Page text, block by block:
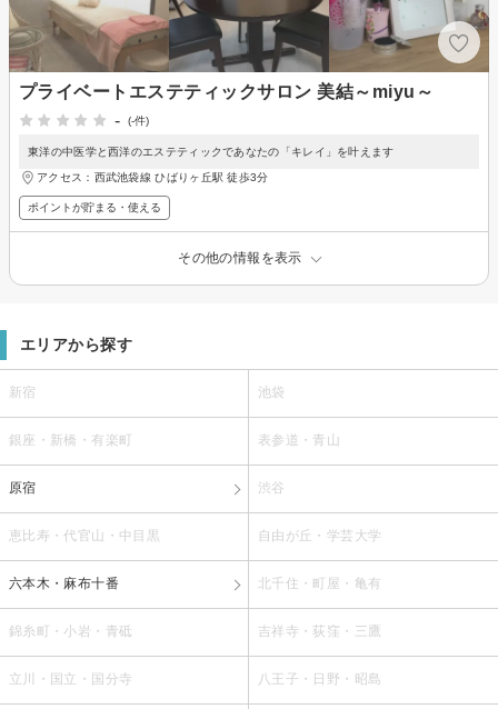
プライベートエステティックサロン 美結～miyu～
-
(-件)
東洋の中医学と西洋のエステティックであなたの「キレイ」を叶えます
アクセス：西武池袋線 ひばりヶ丘駅 徒歩3分
ポイントが貯まる・使える
その他の情報を表示
エリアから探す
新宿 池袋
銀座・新橋・有楽町 表参道・青山
原宿 渋谷
恵比寿・代官山・中目黒 自由が丘・学芸大学
六本木・麻布十番 北千住・町屋・亀有
錦糸町・小岩・青砥 吉祥寺・荻窪・三鷹
立川・国立・国分寺 八王子・日野・昭島